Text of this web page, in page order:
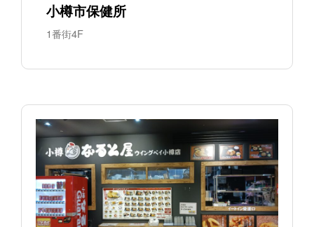
小樽市保健所
1番街4F